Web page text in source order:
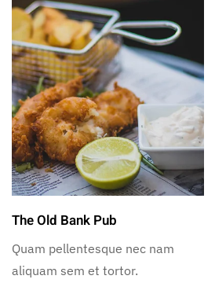
The Old Bank Pub
Quam pellentesque nec nam
aliquam sem et tortor.